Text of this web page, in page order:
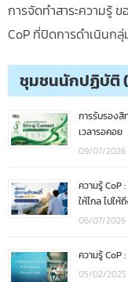
การจัดทำสาระความรู้
CoP ที่ปิดการดำเนินกลุ่
ชุมชนนักปฏิบัติ
การรับรองสิ
เวลารอคอย
09/07/2026
ความรู้ CoP
ให้ไกล ไปให้
06/07/2026
ความรู้ CoP
05/02/2025